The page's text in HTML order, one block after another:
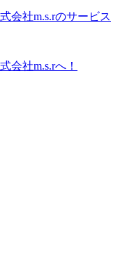
会社m.s.rのサービス
会社m.s.rへ！